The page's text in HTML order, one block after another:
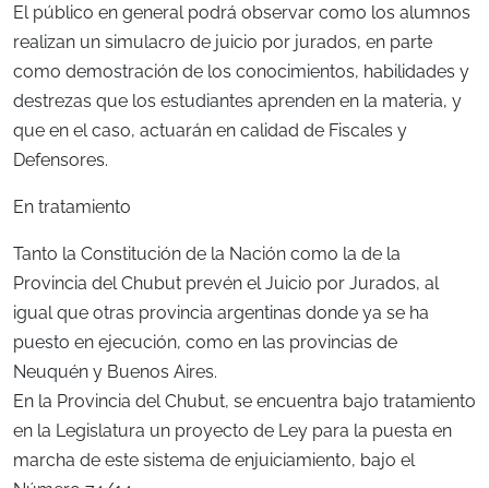
El público en general podrá observar como los alumnos
realizan un simulacro de juicio por jurados, en parte
como demostración de los conocimientos, habilidades y
destrezas que los estudiantes aprenden en la materia, y
que en el caso, actuarán en calidad de Fiscales y
Defensores.
En tratamiento
Tanto la Constitución de la Nación como la de la
Provincia del Chubut prevén el Juicio por Jurados, al
igual que otras provincia argentinas donde ya se ha
puesto en ejecución, como en las provincias de
Neuquén y Buenos Aires.
En la Provincia del Chubut, se encuentra bajo tratamiento
en la Legislatura un proyecto de Ley para la puesta en
marcha de este sistema de enjuiciamiento, bajo el